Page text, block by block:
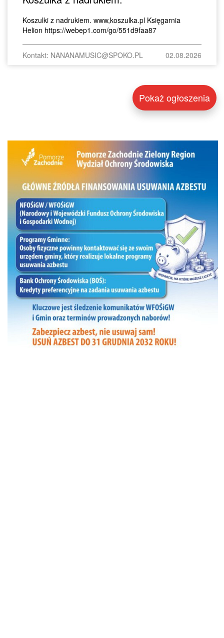
Koszulki z nadrukiem. www,koszulka.pl Księgarnia
Helion https://webep1.com/go/551d9faa87
Kontakt: NANANAMUSIC@SPOKO.PL 02.08.2026
Pokaż ogłoszenia